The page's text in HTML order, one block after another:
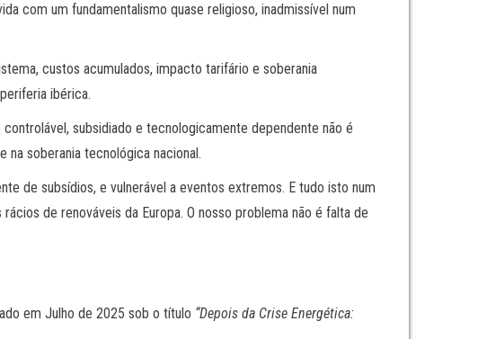
com um fundamentalismo quase religioso, inadmissível num
custos acumulados, impacto tarifário e soberania
ibérica.
subsidiado e tecnologicamente dependente não é
soberania tecnológica nacional.
de subsídios, e vulnerável a eventos extremos. E tudo isto num
de renováveis da Europa. O nosso problema não é falta de
em Julho de 2025 sob o título “Depois da Crise Energética: